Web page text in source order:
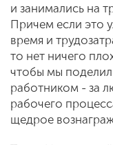
и занимались на
Причем если это
время и
то нет ничего
чтобы мы
работником - за
рабочего
щедрое